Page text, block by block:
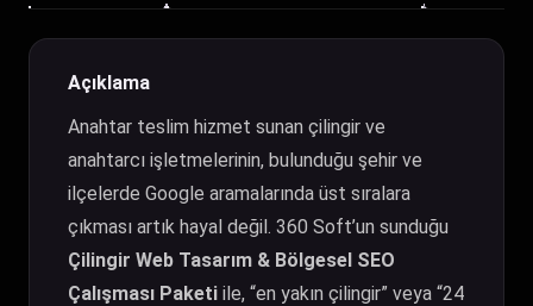
adet
Açıklama
Anahtar teslim hizmet sunan çilingir ve
anahtarcı işletmelerinin, bulunduğu şehir ve
ilçelerde Google aramalarında üst sıralara
çıkması artık hayal değil. 360 Soft’un sunduğu
Çilingir Web Tasarım & Bölgesel SEO
Çalışması Paketi ile, “en yakın çilingir” veya “24